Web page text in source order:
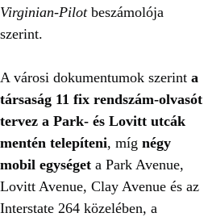
Virginian-Pilotbeszámolója
szerint.
A városi dokumentumok szerint a
társaság 11 fix rendszám-olvasót
tervez a Park- és Lovitt utcák
mentén telepíteni, míg négy
mobil egységet a Park Avenue,
Lovitt Avenue, Clay Avenue és az
Interstate 264 közelében, a